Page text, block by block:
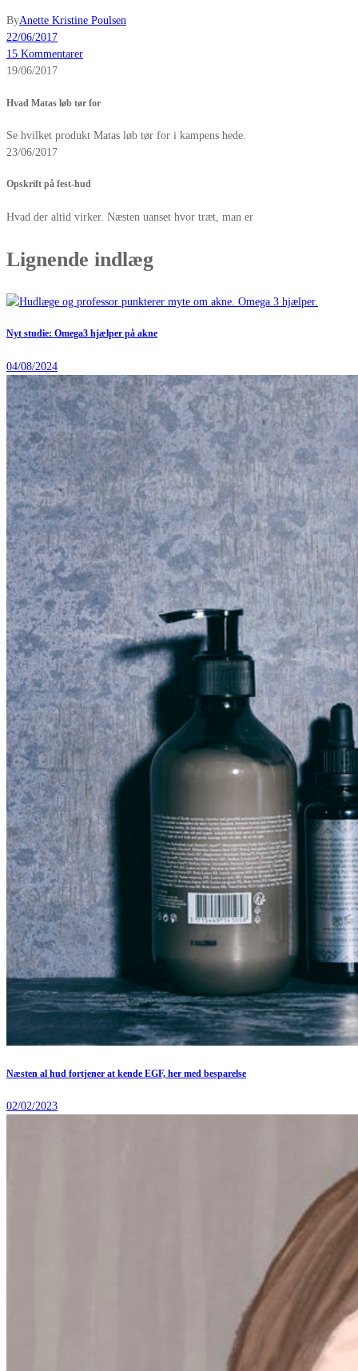
ByAnette Kristine Poulsen
22/06/2017
15 Kommentarer
19/06/2017
Hvad Matas løb tør for
Se hvilket produkt Matas løb tør for i kampens hede.
23/06/2017
Opskrift på fest-hud
Hvad der altid virker. Næsten uanset hvor træt, man er
Lignende indlæg
Nyt studie: Omega3 hjælper på akne
04/08/2024
Næsten al hud fortjener at kende EGF, her med besparelse
02/02/2023